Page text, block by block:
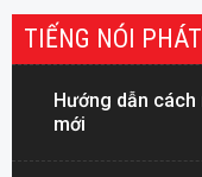
TIẾNG NÓI
Hướng dẫn
mới